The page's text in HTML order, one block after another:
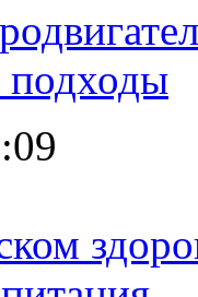
подходы